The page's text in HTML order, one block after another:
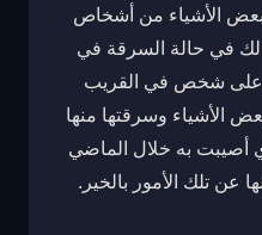
بعض الأشياء من أشخاص
في حالة السرقة في
على شخص في القريب
الأشياء وسرقتها منها
أصيبت به خلال الماضي
عن تلك الأمور بالخير.